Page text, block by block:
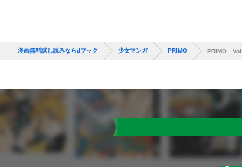
漫画無料試し読みならdブック 少女マンガ PRIMO PRIMO